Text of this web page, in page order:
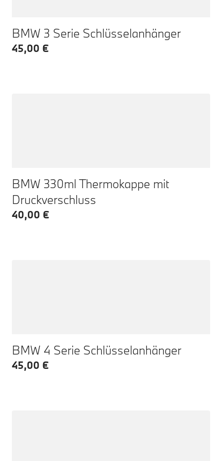
BMW 3 Serie Schlüsselanhänger
45,00 €
BMW 330ml Thermokappe mit
Druckverschluss
40,00 €
BMW 4 Serie Schlüsselanhänger
45,00 €